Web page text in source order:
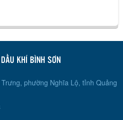
KHÍ BÌNH SƠN
phường Nghĩa Lộ, tỉnh Quảng